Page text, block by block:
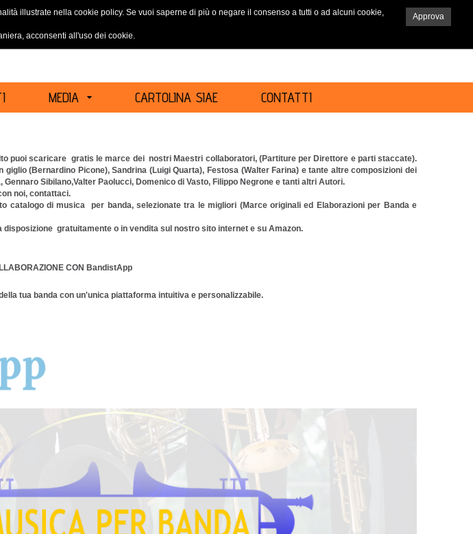
MEDIA CARTOLINA SIAE CONTATTI
puoi scaricare gratis le marce dei nostri Maestri collaboratori, (Partiture per Direttore e parti staccate).
giglio (Bernardino Picone), Sandrina (Luigi Quarta), Festosa (Walter Farina) e tante altre composizioni dei
Sibilano,Valter Paolucci, Domenico di Vasto, Filippo Negrone e tanti altri Autori.
noi, contattaci.
catalogo di musica per banda, selezionate tra le migliori (Marce originali ed Elaborazioni per Banda e
gratuitamente o in vendita sul nostro sito internet e su Amazon.
CON BandistApp
tua banda con un'unica piattaforma intuitiva e personalizzabile.
Approva
illustrate nella cookie policy. Se vuoi saperne di più o negare il consenso a tutti o ad alcuni cookie,
acconsenti all'uso dei cookie.